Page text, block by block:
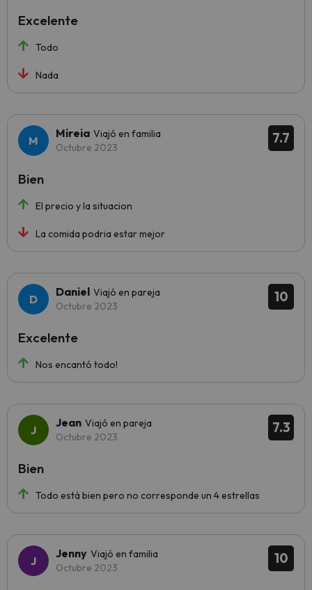
Todo
Nada
Excelente
7.7
Mireia Viajó en familia
Octubre 2023
El precio y la situacion
La comida podria estar mejor
Bien
10
Daniel Viajó en pareja
Octubre 2023
Nos encantó todo!
Excelente
7.3
Jean Viajó en pareja
Octubre 2023
Todo está bien pero no corresponde un 4 estrellas
Bien
10
Jenny Viajó en familia
Octubre 2023